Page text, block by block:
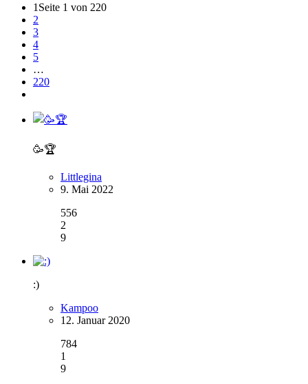
1 Seite 1 von 220
2
3
4
5
…
220
🥳🏆
Littlegina
9. Mai 2022
556
2
9
:)
Kampoo
12. Januar 2020
784
1
9